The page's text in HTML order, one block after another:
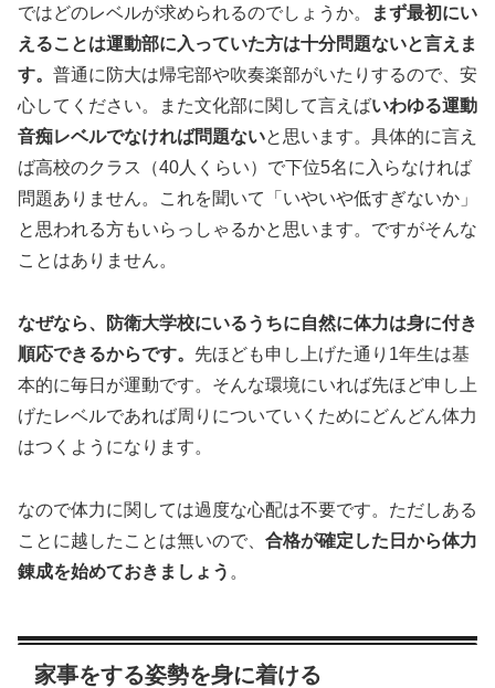
ではどのレベルが求められるのでしょうか。
まず最初にい
えることは運動部に入っていた方は十分問題ないと言えま
す。 普通に防大は帰宅部や吹奏楽部がいたりするので、安
心してください。また文化部に関して言えばいわゆる運動
音痴レベルでなければ問題ないと思います。具体的に言え
ば高校のクラス（40人くらい）で下位5名に入らなければ
問題ありません。これを聞いて「いやいや低すぎないか」
と思われる方もいらっしゃるかと思います。ですがそんな
ことはありません。
なぜなら、防衛大学校にいるうちに自然に体力は身に付き
順応できるからです。 先ほども申し上げた通り1年生は基
本的に毎日が運動です。そんな環境にいれば先ほど申し上
げたレベルであれば周りについていくためにどんどん体力
はつくようになります。
なので体力に関しては過度な心配は不要です。ただしある
ことに越したことは無いので、 合格が確定した日から体力
錬成を始めておきましょう 。
家事をする姿勢を身に着ける